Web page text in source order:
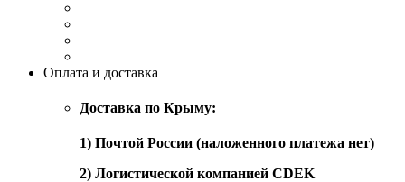
Оплата и доставка
Доставка по Крыму:
1) Почтой России (наложенного платежа нет)
2) Логистической компанией CDEK